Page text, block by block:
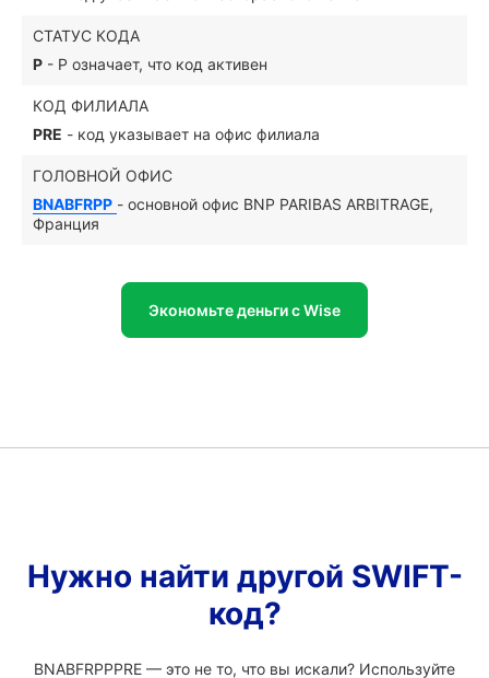
СТАТУС КОДА
P - P означает, что код активен
КОД ФИЛИАЛА
PRE - код указывает на офис филиала
ГОЛОВНОЙ ОФИС
BNABFRPP - основной офис BNP PARIBAS ARBITRAGE,
Франция
Экономьте деньги с Wise
Нужно найти другой SWIFT-
код?
BNABFRPPPRE — это не то, что вы искали? Используйте